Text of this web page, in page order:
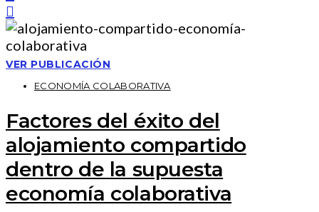
VER PUBLICACIÓN
ECONOMÍA COLABORATIVA
Factores del éxito del
alojamiento compartido
dentro de la supuesta
economía colaborativa